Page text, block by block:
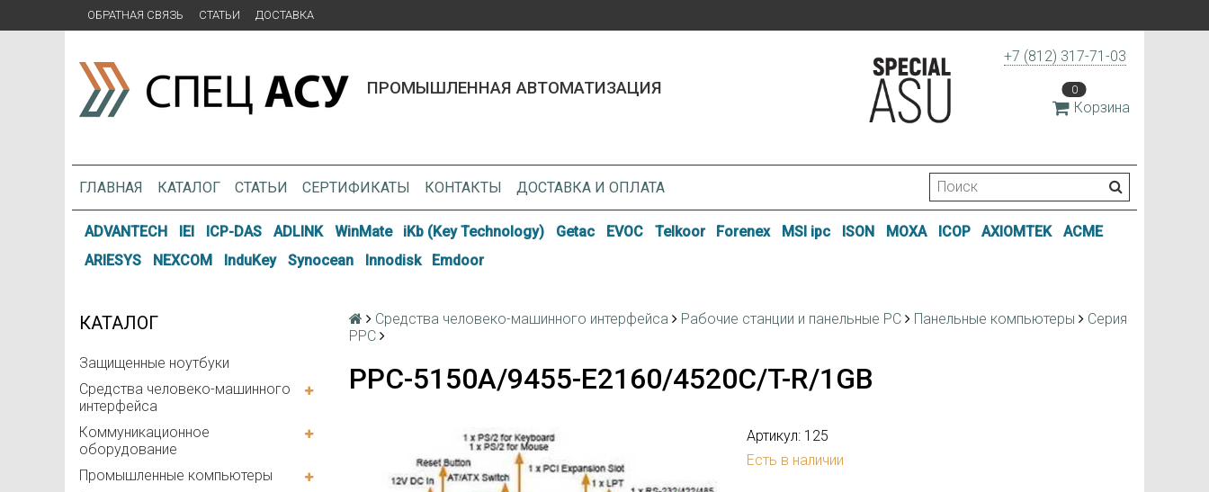
ОБРАТНАЯ СВЯЗЬ СТАТЬИ ДОСТАВКА
ПРОМЫШЛЕННАЯ АВТОМАТИЗАЦИЯ
+7 (812) 317-71-03
0
Корзина
ГЛАВНАЯ КАТАЛОГ СТАТЬИ СЕРТИФИКАТЫ КОНТАКТЫ ДОСТАВКА И ОПЛАТА
ADVANTECH IEI ICP-DAS ADLINK WinMate iKb (Key Technology) Getac EVOC Telkoor Forenex MSI ipc ISON MOXA ICOP AXIOMTEK
ACME
ARIESYS
NEXCOM InduKey Synocean Innodisk Emdoor
КАТАЛОГ
Защищенные ноутбуки
Средства человеко-машинного
интерфейса
Коммуникационное
оборудование
Промышленные компьютеры
Средства человеко-машинного интерфейса Рабочие станции и панельные РС Панельные компьютеры
Серия
PPC
PPC-5150A/9455-E2160/4520C/T-R/1GB
Артикул: 125
Есть в наличии